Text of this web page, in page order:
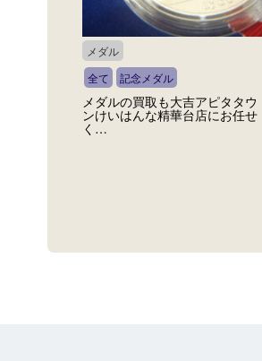
メダル
全て
記念メダル
メダルの買取も大吉アピタタウ
ンけいはんな精華台店にお任せ
く…